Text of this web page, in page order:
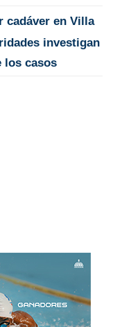
cadáver en Villa
investigan
los casos